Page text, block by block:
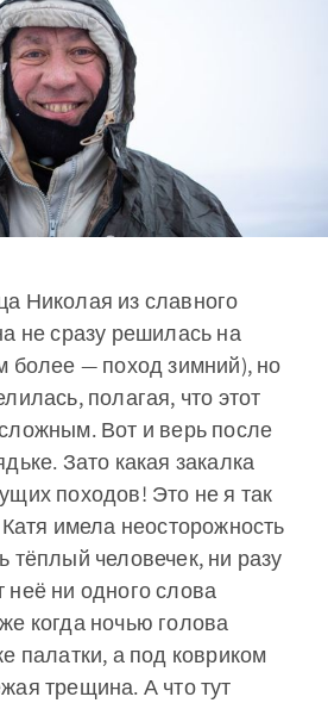
Николая из славного
не сразу решилась на
более — поход зимний), но
полагая, что этот
Вот и верь после
Зато какая закалка
походов! Это не я так
имела неосторожность
тёплый человечек, ни разу
ни одного слова
когда ночью голова
палатки, а под ковриком
трещина. А что тут